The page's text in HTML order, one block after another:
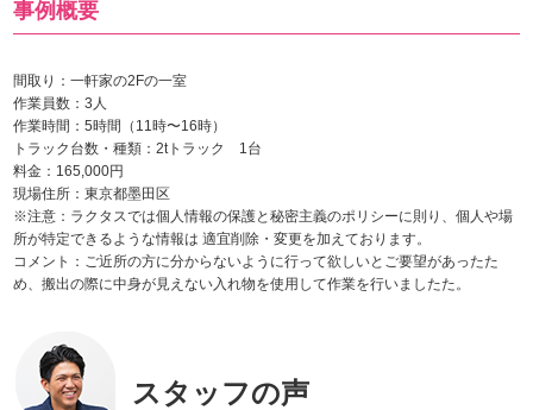
事例概要
間取り：一軒家の2Fの一室
作業員数：3人
作業時間：5時間（11時〜16時）
トラック台数・種類：2tトラック 1台
料金：165,000円
現場住所：東京都墨田区
※注意：ラクタスでは個人情報の保護と秘密主義のポリシーに則り、個人や場
所が特定できるような情報は 適宜削除・変更を加えております。
コメント：ご近所の方に分からないように行って欲しいとご要望があったた
め、搬出の際に中身が見えない入れ物を使用して作業を行いましたた。
スタッフの声